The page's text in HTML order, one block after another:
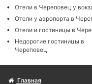
Отели в Череповец у
Отели у аэропорта в
Отели и гостиницы в
Недорогие гостиницы в
Череповец
Главная